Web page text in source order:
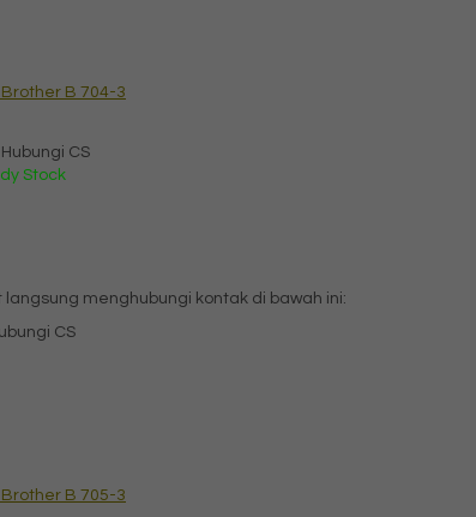
B 704-3
CS
Stock
menghubungi kontak di bawah ini:
CS
B 705-3